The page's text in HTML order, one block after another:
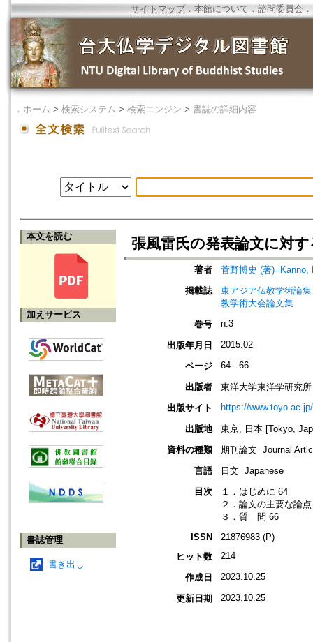
サイトマップ．本館について ． 諮問委員会 ．
． ホーム > 検索システム > 検索エンジン > 書誌の詳細内容
本文を読む
加えサービス
書誌管理
書き出し
張風雷氏の発表論文に対
著者
菅野博史 (著)=Kanno,
掲載誌
東アジア仏教学術論
教学術大会論文集
巻号
n.3
出版年月日 2015.02
ページ 64 - 66
出版者
東洋大学東洋学研究所
出版サイト
https://
出版地
東京, 日本 [Tokyo,
資料の種類
期刊論文=Journal
言語
日文=Japanese
目次
１．はじめに 64
２．論文の主要な論
３．質 問 66
ISSN
21876983 (P)
ヒット数
214
作成日 2023.10.25
更新日期 2023.10.25